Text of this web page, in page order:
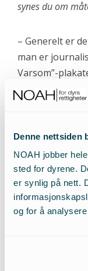
Denne nettsiden
NOAH jobber
sted for dyrene.
er synlig på nett.
og for å
synes du om
– Generelt er
man er
Varsom”-
at man skal
makt.
om det var
motebladers
Tyskland,
som tar i bruk
spørsmål. For
designere er